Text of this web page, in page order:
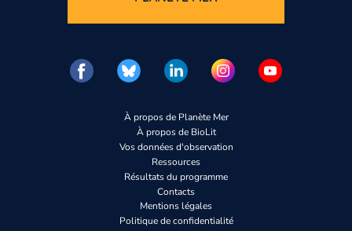
À propos de Planète Mer
À propos de BioLit
Vos données d'observation
Ressources
Résultats du programme
Contacts
Mentions légales
Politique de confidentialité